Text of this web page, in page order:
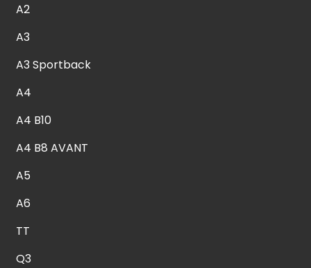
A2
A3
A3 Sportback
A4
A4 B10
A4 B8 AVANT
A5
A6
TT
Q3